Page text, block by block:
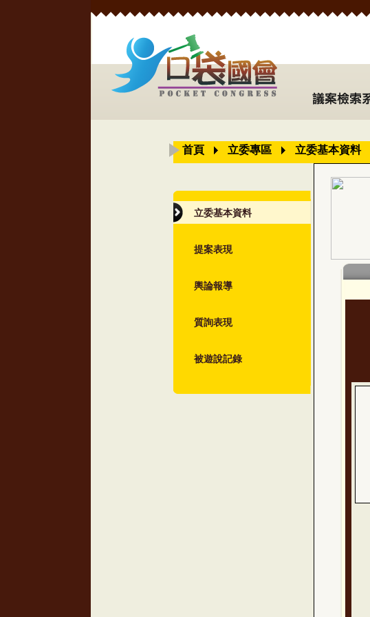
首頁 立委專區 立委基本資料
立委基本資料
提案表現
輿論報導
質詢表現
被遊說記錄